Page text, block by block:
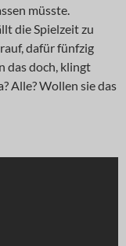
müsste.
die Spielzeit zu
dafür fünfzig
das doch, klingt
Alle? Wollen sie das